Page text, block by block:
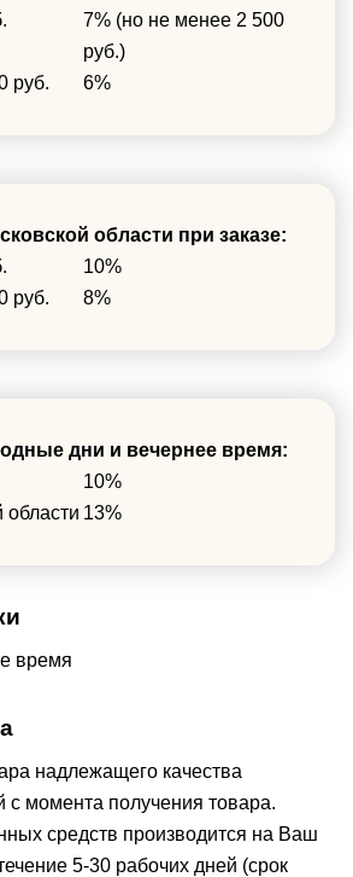
7% (но не менее 2 500
руб.)
руб.
6%
области при заказе:
10%
руб.
8%
дни и вечернее время:
10%
области 13%
время
надлежащего качества
с момента получения товара.
средств производится на Ваш
5-30 рабочих дней (срок